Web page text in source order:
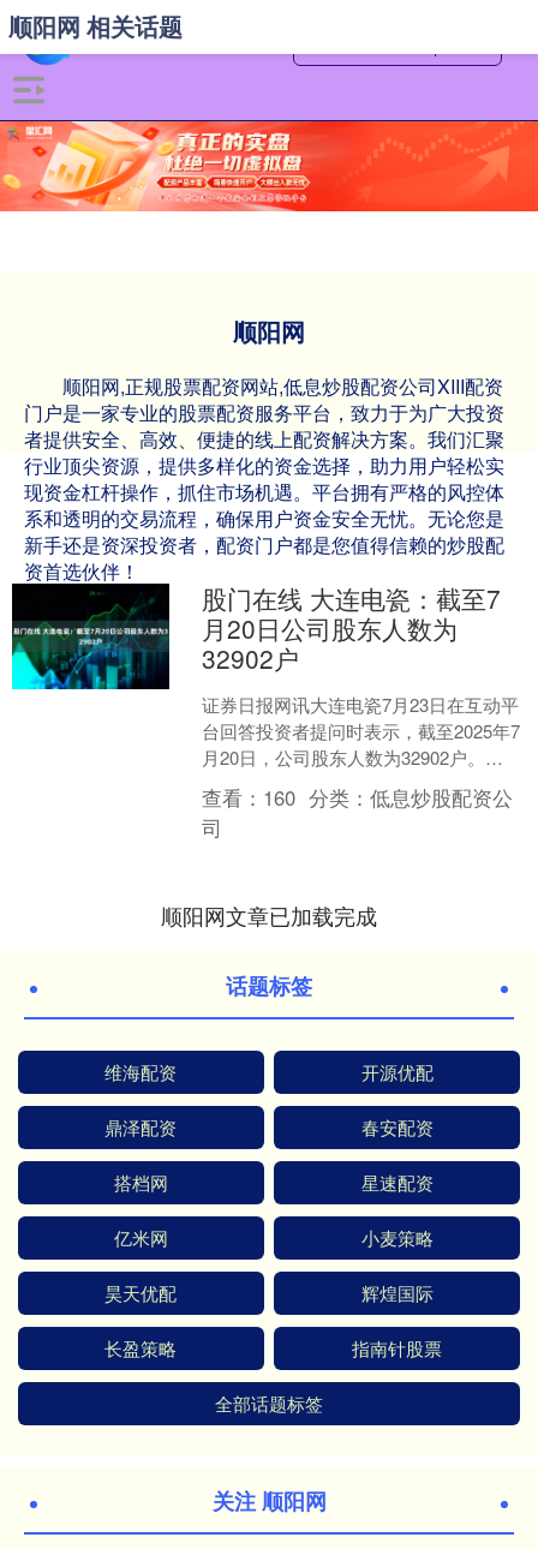
顺阳网
顺阳网,正规股票配资网站,低息炒股配资公司XIII‌配资
门户是一家专业的股票配资服务平台，致力于为广大投资
者提供安全、高效、便捷的线上配资解决方案。我们汇聚
行业顶尖资源，提供多样化的资金选择，助力用户轻松实
现资金杠杆操作，抓住市场机遇。平台拥有严格的风控体
系和透明的交易流程，确保用户资金安全无忧。无论您是
新手还是资深投资者，配资门户都是您值得信赖的炒股配
资首选伙伴！
顺阳网 相关话题
股门在线 大连电瓷：截至7
月20日公司股东人数为
32902户
证券日报网讯大连电瓷7月23日在互动平
台回答投资者提问时表示，截至2025年7
月20日，公司股东人数为32902户。
（文章来源：证券日报） 海量资讯、精
准解读....
查看： 160 分类：低息炒股配资公
司
顺阳网文章已加载完成
话题标签
维海配资 开源优配
鼎泽配资 春安配资
搭档网 星速配资
亿米网 小麦策略
昊天优配 辉煌国际
长盈策略 指南针股票
全部话题标签
关注 顺阳网